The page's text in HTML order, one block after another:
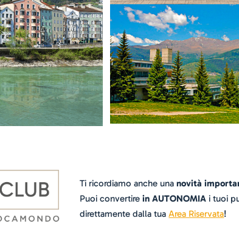
Ti ricordiamo anche unanovità
Puoi convertirein AUTONOMIA i tuoi
direttamente dalla tuaArea Riservata!